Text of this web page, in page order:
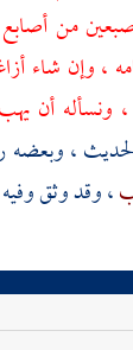
من
، وإن شاء
، ونسأله أن
، وبعضه
، وقد وثق